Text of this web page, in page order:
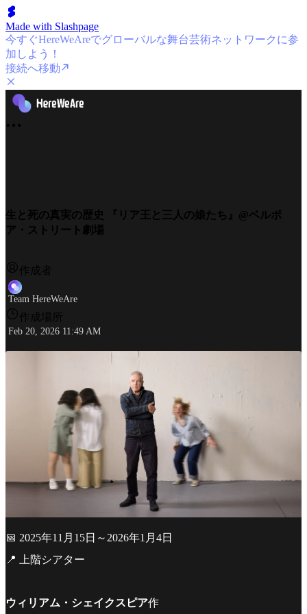
Made with Slashpage
今すぐHereWeAreでグローバルな舞台芸術ネットワークに参
加しよう！
接続へ移動
生と死の真実の歴史 『リア王と三人の娘たち』@ベルボ
ア・ストリート劇場
作成者
Team HereWeAre
作成場所
Feb 20, 2026 11:49 AM
📅 2025年11月15日～2026年1月4日
📍 上階シアター
ウィリアム・シェイクスピア作